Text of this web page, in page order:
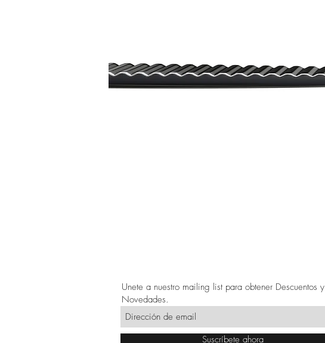
Unete a nuestro mailing list para obtener Descuentos y
Novedades.
Suscríbete ahora